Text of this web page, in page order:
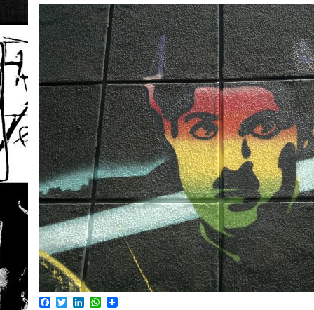
Facebook
TwitterLinkedInWhatsApp